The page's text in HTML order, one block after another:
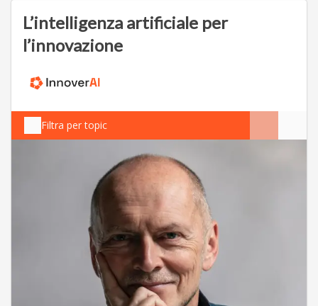
L’intelligenza artificiale per
l’innovazione
Filtra per topic